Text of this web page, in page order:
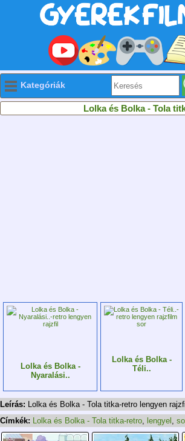
Kategóriák
Lolka és Bolka - Tola
Lolka és Bolka -
Nyaralási..
Lolka és Bolka -
Téli..
Leírás: Lolka és Bolka - Tola titka-retro lengyen
Címkék: Lolka és Bolka - Tola titka-retro, lengyel ,